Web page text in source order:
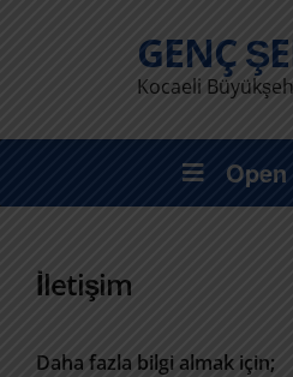
GENÇ
Kocaeli
İletişim
Daha fazla bilgi almak için;